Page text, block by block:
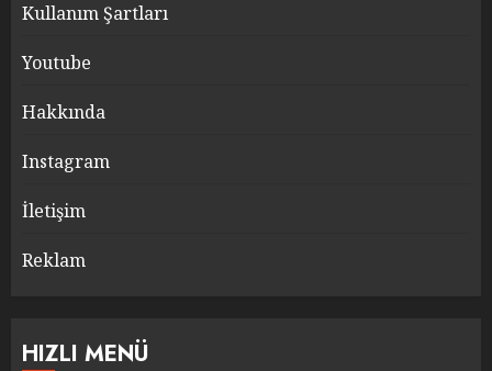
Kullanım Şartları
Youtube
Hakkında
Instagram
İletişim
Reklam
HIZLI MENÜ